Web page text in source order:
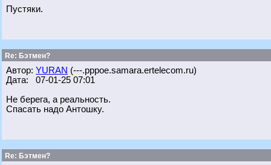
Пустяки.
Re: Бэтмен?
Автор: YURAN (---.pppoe.samara.ertelecom.ru)
Дата: 07-01-25 07:01
Не берега, а реальность.
Спасать надо Антошку.
Re: Бэтмен?